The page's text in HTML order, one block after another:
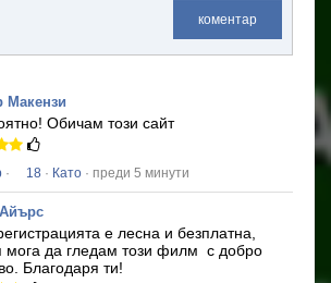
коментар
Макензи
Обичам този сайт
· 18 · Като · преди 5 минути
е лесна и безплатна,
мога да гледам този филм с добро
Благодаря ти!